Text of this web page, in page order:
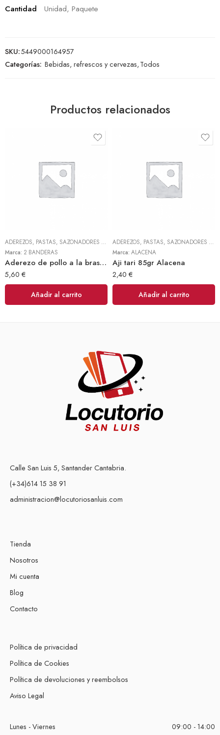
Cantidad
Unidad, Paquete
SKU:5449000164957
Categorías: Bebidas, refrescos y cervezas,Todos
Productos relacionados
ADEREZOS, PASTAS, SAZONADORES Y CONDIMENTOS ,TODOS
Marca: 2 BANDERAS
Aderezo de pollo a la brasa 300gr (2 Banderas)
5,60 €
Añadir al carrito
ADEREZOS, PASTAS, SAZONADORES Y CONDIMENTOS
Marca: ALACENA
Aji tari 85gr Alacena
2,40 €
Añadir al carrito
Calle San Luis 5, Santander Cantabria.
(+34)614 15 38 91
administracion@locutoriosanluis.com
Tienda
Nosotros
Mi cuenta
Blog
Contacto
Política de privacidad
Política de Cookies
Política de devoluciones y reembolsos
Aviso Legal
Lunes - Viernes
09:00 - 14:00